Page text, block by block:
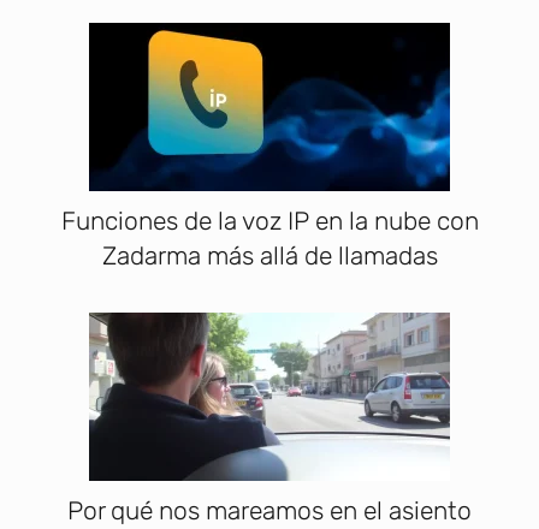
Funciones de la voz IP en la nube con
Zadarma más allá de llamadas
Por qué nos mareamos en el asiento